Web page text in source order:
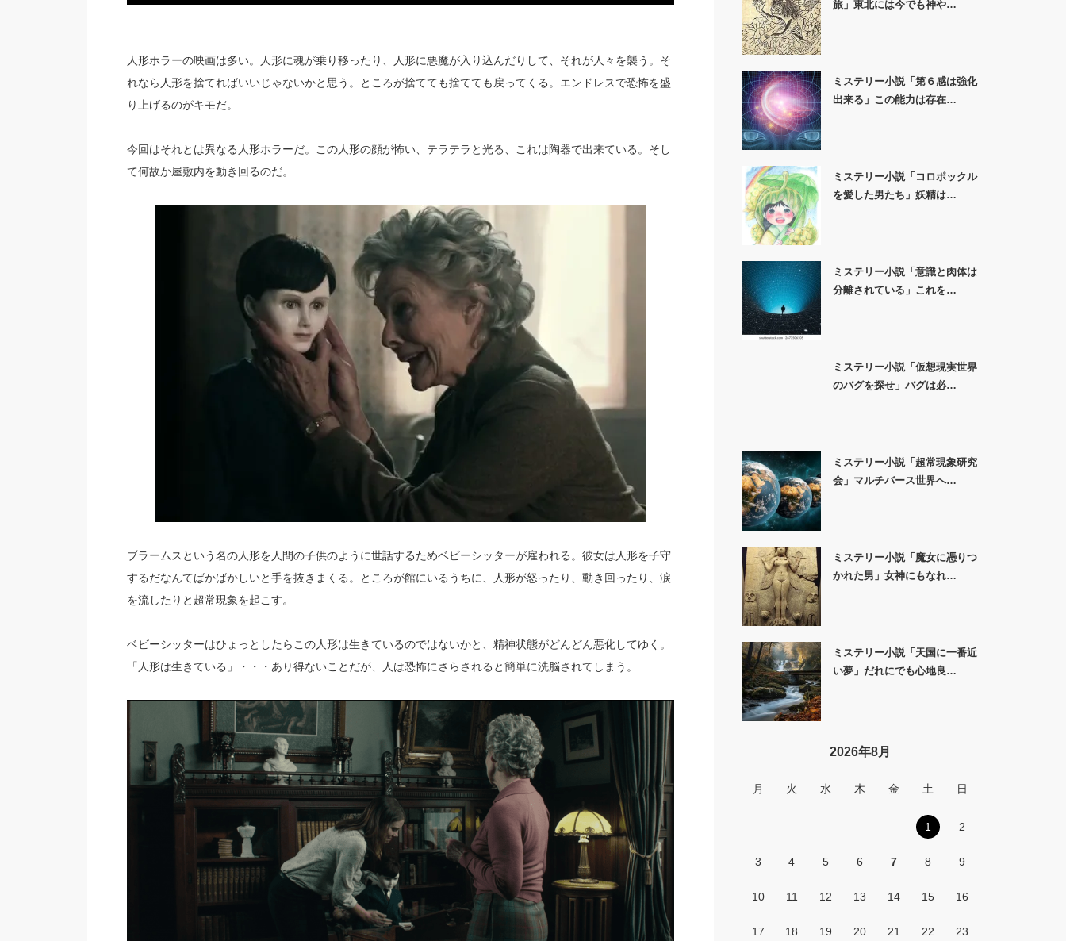
人形ホラーの映画は多い。人形に魂が乗り移ったり、人形に悪魔が入り込んだりして、それが人々を襲う。そ
れなら人形を捨てればいいじゃないかと思う。ところが捨てても捨てても戻ってくる。エンドレスで恐怖を盛
り上げるのがキモだ。
今回はそれとは異なる人形ホラーだ。この人形の顔が怖い、テラテラと光る、これは陶器で出来ている。そし
て何故か屋敷内を動き回るのだ。
ブラームスという名の人形を人間の子供のように世話するためベビーシッターが雇われる。彼女は人形を子守
するだなんてばかばかしいと手を抜きまくる。ところが館にいるうちに、人形が怒ったり、動き回ったり、涙
を流したりと超常現象を起こす。
ベビーシッターはひょっとしたらこの人形は生きているのではないかと、精神状態がどんどん悪化してゆく。
「人形は生きている」・・・あり得ないことだが、人は恐怖にさらされると簡単に洗脳されてしまう。
旅」東北には今でも神や…
ミステリー小説「第６感は強化
出来る」この能力は存在…
ミステリー小説「コロポックル
を愛した男たち」妖精は…
ミステリー小説「意識と肉体は
分離されている」これを…
ミステリー小説「仮想現実世界
のバグを探せ」バグは必…
ミステリー小説「超常現象研究
会」マルチバース世界へ…
ミステリー小説「魔女に憑りつ
かれた男」女神にもなれ…
ミステリー小説「天国に一番近
い夢」だれにでも心地良…
2026年8月
月 火 水 木 金 土 日
1 2
3 4 5 6 7 8 9
10 11 12 13 14 15 16
17 18 19 20 21 22 23